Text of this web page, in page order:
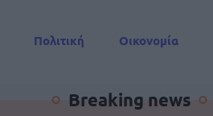
Πολιτική Οικονομία
Breaking news